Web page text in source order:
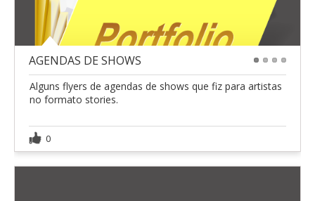
AGENDAS DE SHOWS
Alguns flyers de agendas de shows que fiz para artistas
no formato stories.
0